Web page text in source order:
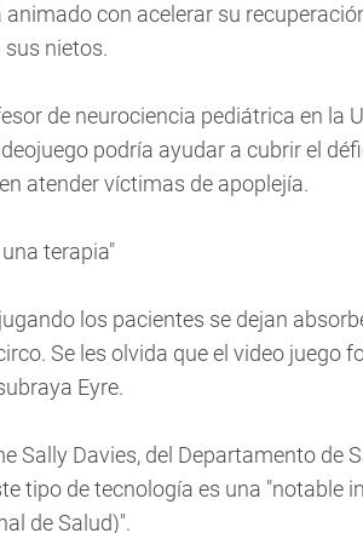
animado con acelerar su
nietos.
de neurociencia pediátrica en la
podría ayudar a cubrir el
atender víctimas de apoplejía.
terapia"
los pacientes se dejan
Se les olvida que el video juego
Eyre.
Sally Davies, del Departamento de
tipo de tecnología es una "notable
de Salud)".